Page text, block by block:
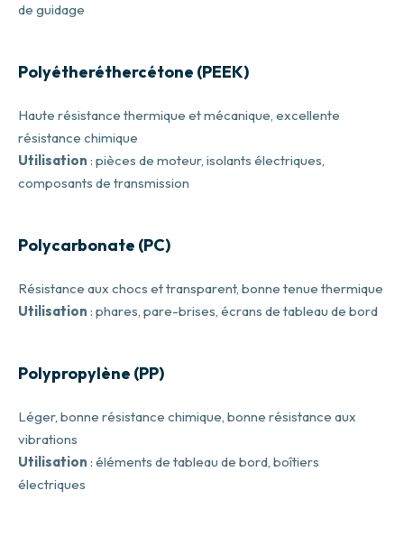
de guidage
Polyétheréthercétone (PEEK)
Haute résistance thermique et mécanique, excellente
résistance chimique
Utilisation : pièces de moteur, isolants électriques,
composants de transmission
Polycarbonate (PC)
Résistance aux chocs et transparent, bonne tenue thermique
Utilisation : phares, pare-brises, écrans de tableau de bord
Polypropylène (PP)
Léger, bonne résistance chimique, bonne résistance aux
vibrations
Utilisation : éléments de tableau de bord, boîtiers
électriques